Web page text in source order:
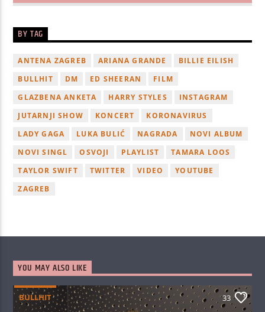
BY TAG
ANTENA ZAGREB ARIANA GRANDE
BILLIE EILISH
BULLHIT
DM ED SHEERAN
FILM
GLAZBENA ANKETA
HARRY STYLES
INSTAGRAM
JUTARNJI SHOW
KONCERT
KORONAVIRUS
LADY GAGA
LUKA BULIĆ NAGRADA
NOVI ALBUM
NOVI SINGL
OSVOJI PLAYLIST
TAMARA LOOS
TAYLOR SWIFT
TWITTER VIDEO
YOUTUBE
ZAGREB
YOU MAY ALSO LIKE
BULLHIT 33